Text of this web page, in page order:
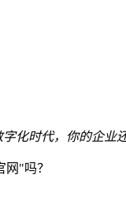
字化时代，你的企业
"吗？